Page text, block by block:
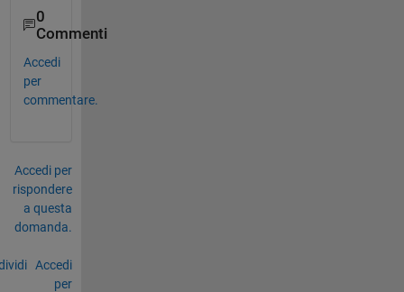
0
Commenti
Accedi
per
commentare.
Accedi per
rispondere
a questa
domanda.
Accedi
per